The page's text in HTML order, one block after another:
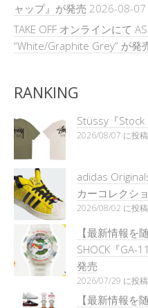
ャップ』が発売 2026-08-07
TAKE OFF オンラインにて
“White/Graphite Grey” が発
RANKING
Stüssy『Stock
2026/08/07 に投
adidas
カーコレクシ
2026/08/02 に投
【最新情報を
SHOCK『GA-
発売
2026/07/29 に投
【最新情報を